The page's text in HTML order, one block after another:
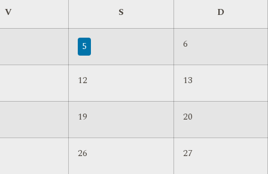
V S D
5 6
12 13
19 20
26 27